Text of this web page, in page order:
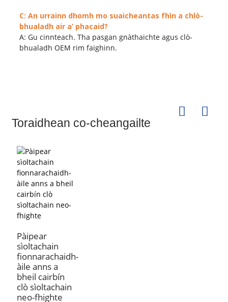
C: An urrainn dhomh mo suaicheantas fhìn a chlò-
bhualadh air a’ phacaid?
A: Gu cinnteach. Tha pasgan gnàthaichte agus clò-
bhualadh OEM rim faighinn.
Toraidhean co-cheangailte
Pàipear
sìoltachain
fionnarachaidh-
àile anns a
bheil cairbín
clò sìoltachain
neo-fhighte